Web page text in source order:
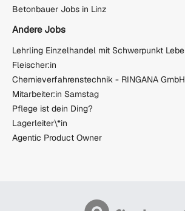
Betonbauer Jobs in Linz
Andere Jobs
Fleischer:in
Chemieverfahrenstechnik - RINGANA GmbH
Mitarbeiter:in Samstag
Pflege ist dein Ding?
Lagerleiter\*in
Agentic Product Owner